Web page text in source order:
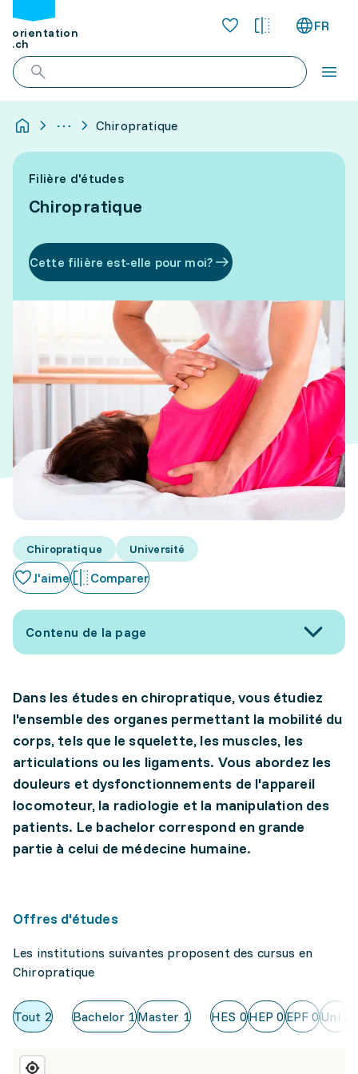
orientation
.ch
FR
Chiropratique
Filière d'études
Chiropratique
Cette filière est-elle pour moi?
Chiropratique Université
J'aime Comparer
Contenu de la page
Dans les études en chiropratique, vous étudiez
l'ensemble des organes permettant la mobilité du
corps, tels que le squelette, les muscles, les
articulations ou les ligaments. Vous abordez les
douleurs et dysfonctionnements de l'appareil
locomoteur, la radiologie et la manipulation des
patients. Le bachelor correspond en grande
partie à celui de médecine humaine.
Offres d'études
Les institutions suivantes proposent des cursus en
Chiropratique
Tout 2 Bachelor 1Master 1 HES 0HEP 0EPF0Uni